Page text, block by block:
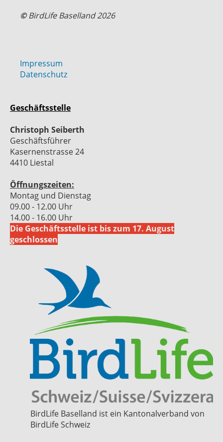
©BirdLife Baselland 2026
Impressum
Datenschutz
Geschäftsstelle
Christoph Seiberth
Geschäftsführer
Kasernenstrasse 24
4410 Liestal
Öffnungszeiten:
Montag und Dienstag
09.00 - 12.00 Uhr
14.00 - 16.00 Uhr
Die Geschäftsstelle ist bis zum 17. August
geschlossen
BirdLife Baselland ist ein Kantonalverband von
BirdLife Schweiz